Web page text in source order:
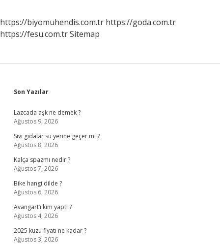
https://biyomuhendis.com.tr https://goda.com.tr
https://fesu.com.trSitemap
Sidebar
Son Yazılar
Lazcada aşk ne demek ?
Ağustos 9, 2026
Sıvı gıdalar su yerine geçer mi ?
Ağustos 8, 2026
Kalça spazmı nedir ?
Ağustos 7, 2026
Bike hangi dilde ?
Ağustos 6, 2026
Avangart’ı kim yaptı ?
Ağustos 4, 2026
2025 kuzu fiyatı ne kadar ?
Ağustos 3, 2026